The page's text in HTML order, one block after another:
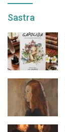
Sastra